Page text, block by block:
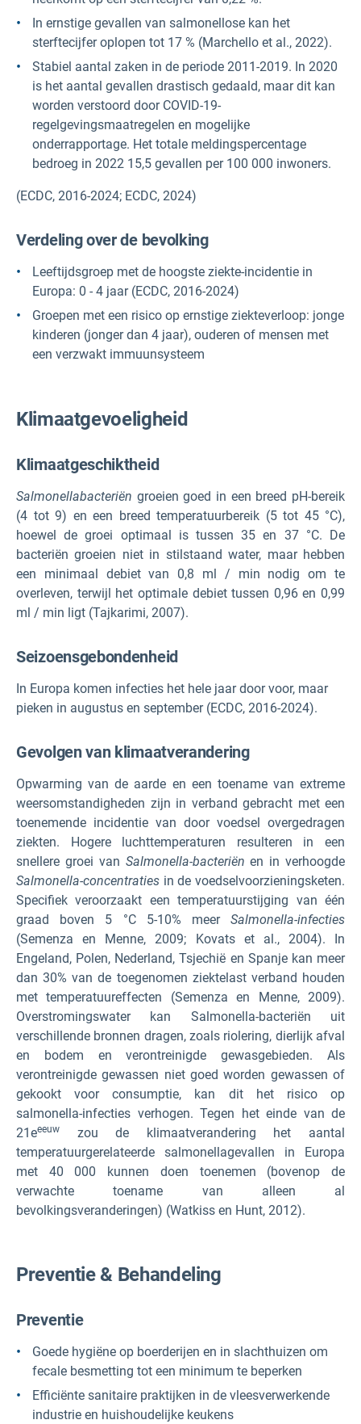
In ernstige gevallen van salmonellose kan het
sterftecijfer oplopen tot 17 % (Marchello et al., 2022).
Stabiel aantal zaken in de periode 2011-2019. In 2020
is het aantal gevallen drastisch gedaald, maar dit kan
worden verstoord door COVID-19-
regelgevingsmaatregelen en mogelijke
onderrapportage. Het totale meldingspercentage
bedroeg in 2022 15,5 gevallen per 100 000 inwoners.
(ECDC, 2016-2024; ECDC, 2024)
Verdeling over de bevolking
Leeftijdsgroep met de hoogste ziekte-incidentie in
Europa: 0 - 4 jaar (ECDC, 2016-2024)
Groepen met een risico op ernstige ziekteverloop: jonge
kinderen (jonger dan 4 jaar), ouderen of mensen met
een verzwakt immuunsysteem
Klimaatgevoeligheid
Klimaatgeschiktheid
Salmonellabacteriën groeien goed in een breed pH-bereik
(4 tot 9) en een breed temperatuurbereik (5 tot 45 °C),
hoewel de groei optimaal is tussen 35 en 37 °C. De
bacteriën groeien niet in stilstaand water, maar hebben
een minimaal debiet van 0,8 ml / min nodig om te
overleven, terwijl het optimale debiet tussen 0,96 en 0,99
ml / min ligt (Tajkarimi, 2007).
Seizoensgebondenheid
In Europa komen infecties het hele jaar door voor, maar
pieken in augustus en september (ECDC, 2016-2024).
Gevolgen van klimaatverandering
Opwarming van de aarde en een toename van extreme
weersomstandigheden zijn in verband gebracht met een
toenemende incidentie van door voedsel overgedragen
ziekten. Hogere luchttemperaturen resulteren in een
snellere groei van Salmonella-bacteriënen in verhoogde
Salmonella-concentraties in de voedselvoorzieningsketen.
Specifiek veroorzaakt een temperatuurstijging van één
graad boven 5 °C 5-10% meer Salmonella-infecties
(Semenza en Menne, 2009; Kovats et al., 2004). In
Engeland, Polen, Nederland, Tsjechië en Spanje kan meer
dan 30% van de toegenomen ziektelast verband houden
met temperatuureffecten (Semenza en Menne, 2009).
Overstromingswater kan Salmonella-bacteriën uit
verschillende bronnen dragen, zoals riolering, dierlijk afval
en bodem en verontreinigde gewasgebieden. Als
verontreinigde gewassen niet goed worden gewassen of
gekookt voor consumptie, kan dit het risico op
salmonella-infecties verhogen. Tegen het einde van de
21eeeuw
zou de klimaatverandering het aantal
temperatuurgerelateerde salmonellagevallen in Europa
met 40 000 kunnen doen toenemen (bovenop de
verwachte toename van alleen al
bevolkingsveranderingen) (Watkiss en Hunt, 2012).
Preventie & Behandeling
Preventie
Goede hygiëne op boerderijen en in slachthuizen om
fecale besmetting tot een minimum te beperken
Efficiënte sanitaire praktijken in de vleesverwerkende
industrie en huishoudelijke keukens